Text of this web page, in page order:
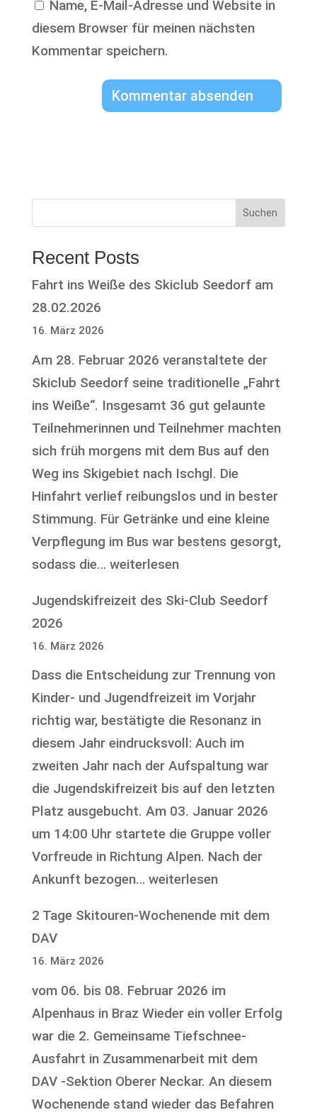
Name, E-Mail-Adresse und Website in
diesem Browser für meinen nächsten
Kommentar speichern.
Suchen
Recent Posts
Fahrt ins Weiße des Skiclub Seedorf am
28.02.2026
16. März 2026
Am 28. Februar 2026 veranstaltete der
Skiclub Seedorf seine traditionelle „Fahrt
ins Weiße“. Insgesamt 36 gut gelaunte
Teilnehmerinnen und Teilnehmer machten
sich früh morgens mit dem Bus auf den
Weg ins Skigebiet nach Ischgl. Die
Hinfahrt verlief reibungslos und in bester
Stimmung. Für Getränke und eine kleine
Verpflegung im Bus war bestens gesorgt,
sodass die… Fahrt
Weiße
Seedorf
am
28.02.2026
weiterlesen
Jugendskifreizeit des Ski-Club Seedorf
2026
16. März 2026
Dass die Entscheidung zur Trennung von
Kinder- und Jugendfreizeit im Vorjahr
richtig war, bestätigte die Resonanz in
diesem Jahr eindrucksvoll: Auch im
zweiten Jahr nach der Aufspaltung war
die Jugendskifreizeit bis auf den letzten
Platz ausgebucht. Am 03. Januar 2026
um 14:00 Uhr startete die Gruppe voller
Vorfreude in Richtung Alpen. Nach der
Ankunft bezogen… Jugendskifreizeit
Ski-
2026
weiterlesen
2 Tage Skitouren-Wochenende mit dem
DAV
16. März 2026
vom 06. bis 08. Februar 2026 im
Alpenhaus in Braz Wieder ein voller Erfolg
war die 2. Gemeinsame Tiefschnee-
Ausfahrt in Zusammenarbeit mit dem
DAV -Sektion Oberer Neckar. An diesem
Wochenende stand wieder das Befahren